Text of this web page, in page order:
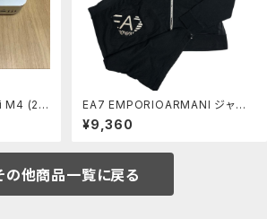
M4 (20
EA7 EMPORIOARMANI ジャー
ジ セットアップ 3XL ビックサイズ
¥9,360
の他商品一覧に戻る